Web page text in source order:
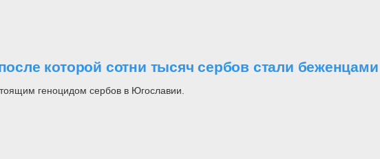
которой сотни тысяч сербов стали беженцами
геноцидом сербов в Югославии.